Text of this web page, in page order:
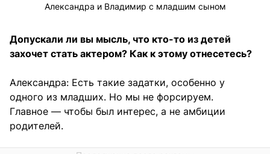
Александра и Владимир с младшим сыном
Допускали ли вы мысль, что кто-то из детей
захочет стать актером? Как к этому отнесетесь?
Александра: Есть такие задатки, особенно у
одного из младших. Но мы не форсируем.
Главное — чтобы был интерес, а не амбиции
родителей.